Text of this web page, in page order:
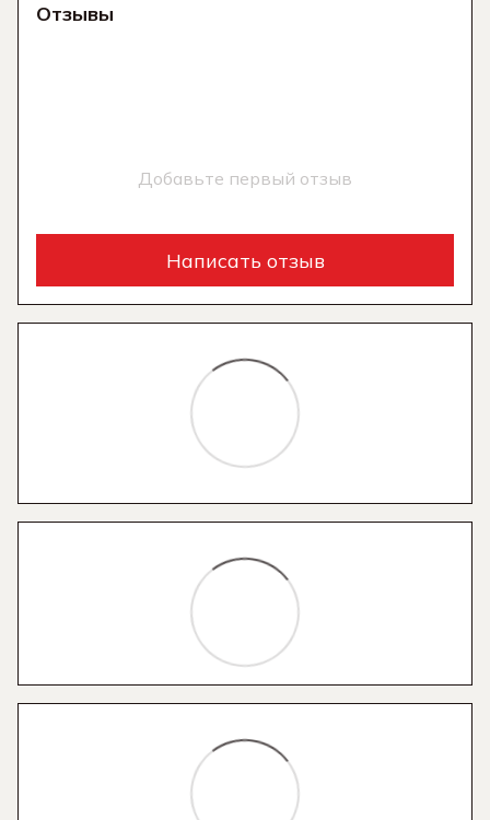
Отзывы
Добавьте первый отзыв
Написать отзыв